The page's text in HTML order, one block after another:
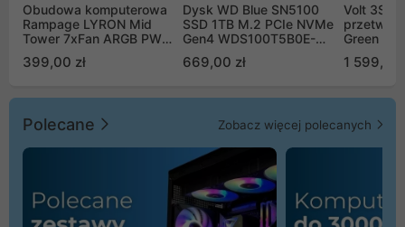
Obudowa komputerowa
Rampage LYRON Mid
Tower 7xFan ARGB PWM
399,00 zł
Dysk WD Blue SN5100
SSD 1TB M.2 PCIe NVMe
Gen4 WDS100T5B0E-
669,00 zł
Volt
Green
1 599,00
Polecane Zobacz więcej polecanych